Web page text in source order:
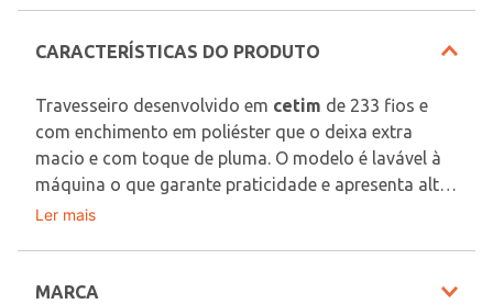
CARACTERÍSTICAS DO PRODUTO
Travesseiro desenvolvido em cetim de 233 fios e
com enchimento em poliéster que o deixa extra
macio e com toque de pluma. O modelo é lavável à
máquina o que garante praticidade e apresenta alta
durabilidade. Pensado no seu conforto, ainda é não
para que seus sonhos sejam mais aconchegantes!
Medidas:
Ler mais
MARCA